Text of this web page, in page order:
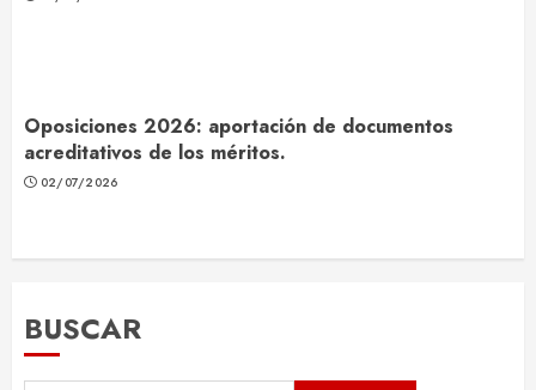
Oposiciones 2026: aportación de documentos
acreditativos de los méritos.
02/07/2026
BUSCAR